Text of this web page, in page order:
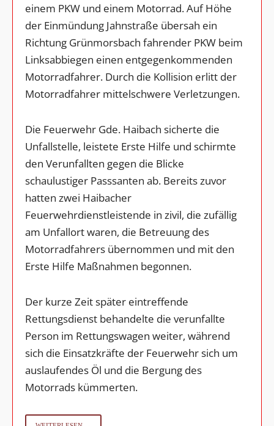
einem PKW und einem Motorrad. Auf Höhe
der Einmündung Jahnstraße übersah ein
Richtung Grünmorsbach fahrender PKW beim
Linksabbiegen einen entgegenkommenden
Motorradfahrer. Durch die Kollision erlitt der
Motorradfahrer mittelschwere Verletzungen.
Die Feuerwehr Gde. Haibach sicherte die
Unfallstelle, leistete Erste Hilfe und schirmte
den Verunfallten gegen die Blicke
schaulustiger Passsanten ab. Bereits zuvor
hatten zwei Haibacher
Feuerwehrdienstleistende in zivil, die zufällig
am Unfallort waren, die Betreuung des
Motorradfahrers übernommen und mit den
Erste Hilfe Maßnahmen begonnen.
Der kurze Zeit später eintreffende
Rettungsdienst behandelte die verunfallte
Person im Rettungswagen weiter, während
sich die Einsatzkräfte der Feuerwehr sich um
auslaufendes Öl und die Bergung des
Motorrads kümmerten.